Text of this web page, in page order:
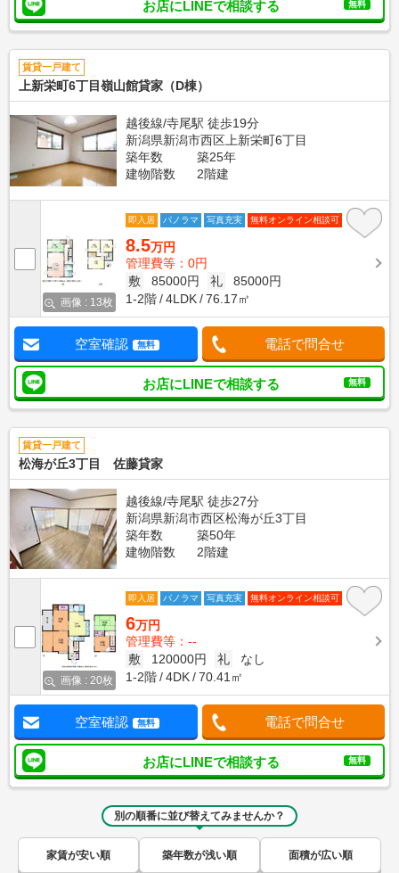
お店にLINEで相談する 無料
賃貸一戸建て
上新栄町6丁目嶺山館貸家（D棟）
越後線/寺尾駅 徒歩19分
新潟県新潟市西区上新栄町6丁目
築年数
築25年
建物階数
2階建
画像 : 13枚
即入居 パノラマ 写真充実 無料オンライン相談可
8.5万円
管理費等：0円
敷
85000円 礼
85000円
1-2階
4LDK 76.17㎡
空室確認 無料 電話で問合せ
お店にLINEで相談する 無料
賃貸一戸建て
松海が丘3丁目 佐藤貸家
越後線/寺尾駅 徒歩27分
新潟県新潟市西区松海が丘3丁目
築年数
築50年
建物階数
2階建
画像 : 20枚
即入居 パノラマ 写真充実 無料オンライン相談可
6万円
管理費等：--
敷
120000円 礼
なし
1-2階
4DK 70.41㎡
空室確認 無料 電話で問合せ
お店にLINEで相談する 無料
別の順番に並び替えてみませんか？
家賃が安い順 築年数が浅い順 面積が広い順